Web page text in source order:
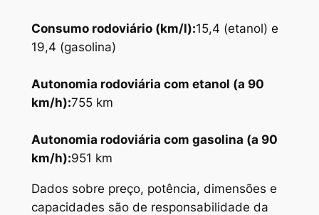
Consumo rodoviário (km/l):15,4 (etanol) e
19,4 (gasolina)
Autonomia rodoviária com etanol (a 90
km/h):755 km
Autonomia rodoviária com gasolina (a 90
km/h):951 km
Dados sobre preço, potência, dimensões e
capacidades são de responsabilidade da